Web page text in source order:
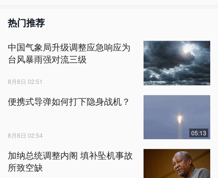
热门推荐
中国气象局升级调整应急响应为
台风暴雨强对流三级
8月8日 02:51
便携式导弹如何打下隐身战机？
8月8日 02:54 05:13
加纳总统调整内阁 填补坠机事故
所致空缺